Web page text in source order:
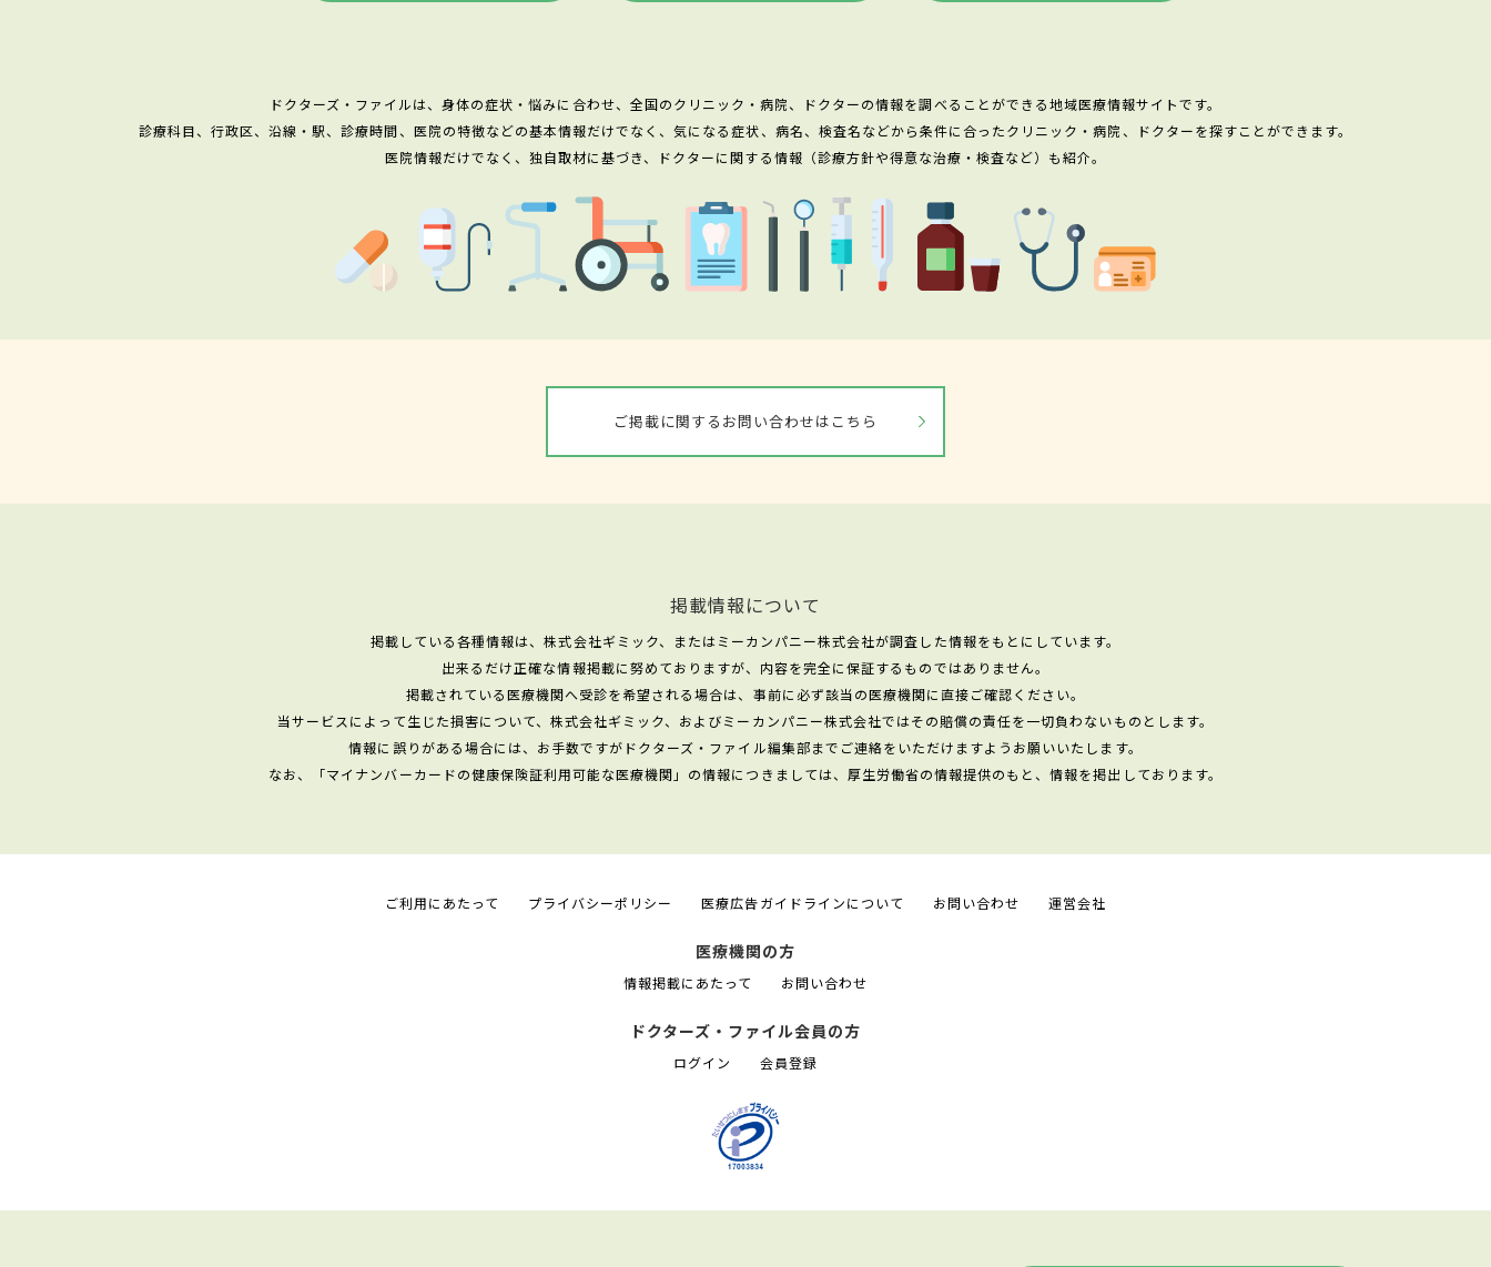
ドクターズ・ファイルは、身体の症状・悩みに合わせ、全国のクリニック・病院、ドクターの情報を調べることができる地域医療情報サイトです。
診療科目、行政区、沿線・駅、診療時間、医院の特徴などの基本情報だけでなく、気になる症状、病名、検査名などから条件に合ったクリニック・病院、ドクターを探すことができます。
医院情報だけでなく、独自取材に基づき、ドクターに関する情報（診療方針や得意な治療・検査など）も紹介。
ご掲載に関するお問い合わせはこちら
掲載情報について
掲載している各種情報は、株式会社ギミック、またはミーカンパニー株式会社が調査した情報をもとにしています。
出来るだけ正確な情報掲載に努めておりますが、内容を完全に保証するものではありません。
掲載されている医療機関へ受診を希望される場合は、事前に必ず該当の医療機関に直接ご確認ください。
当サービスによって生じた損害について、株式会社ギミック、およびミーカンパニー株式会社ではその賠償の責任を一切負わないものとします。
情報に誤りがある場合には、お手数ですがドクターズ・ファイル編集部までご連絡をいただけますようお願いいたします。
なお、「マイナンバーカードの健康保険証利用可能な医療機関」の情報につきましては、厚生労働省の情報提供のもと、情報を掲出しております。
ご利用にあたって プライバシーポリシー 医療広告ガイドラインについて お問い合わせ 運営会社
医療機関の方
情報掲載にあたって お問い合わせ
ドクターズ・ファイル会員の方
ログイン 会員登録